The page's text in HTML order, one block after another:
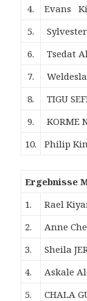
4. Evans
5.
6.
Tsedat
7.
8.
TIGU
9.
KORME
10.
Philip
Ergebnisse
1.
Rael
2.
Anne
3.
Sheila
4.
Askale
5.
CHALA